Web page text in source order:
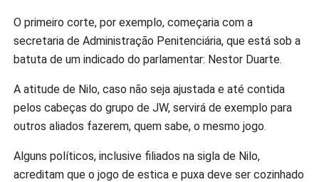
O primeiro corte, por exemplo, começaria com a
secretaria de Administração Penitenciária, que está sob a
batuta de um indicado do parlamentar: Nestor Duarte.
A atitude de Nilo, caso não seja ajustada e até contida
pelos cabeças do grupo de JW, servirá de exemplo para
outros aliados fazerem, quem sabe, o mesmo jogo.
Alguns políticos, inclusive filiados na sigla de Nilo,
acreditam que o jogo de estica e puxa deve ser cozinhado